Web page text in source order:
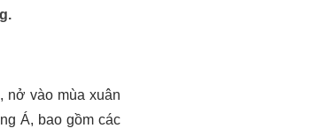
nở vào mùa xuân
Á, bao gồm các